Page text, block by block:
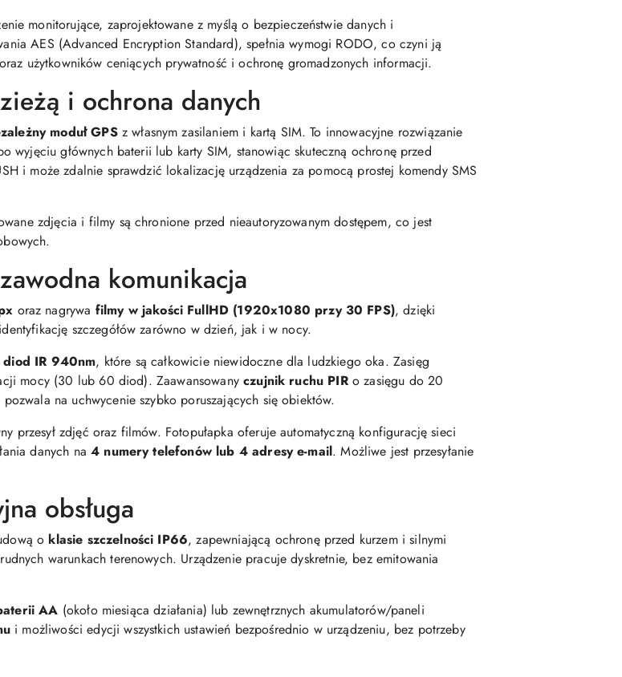
monitorujące, zaprojektowane z myślą o bezpieczeństwie danych i
AES (Advanced Encryption Standard), spełnia wymogi RODO, co czyni ją
użytkowników ceniących prywatność i ochronę gromadzonych informacji.
i ochrona danych
moduł GPSz własnym zasilaniem i kartą SIM. To innowacyjne rozwiązanie
wyjęciu głównych baterii lub karty SIM, stanowiąc skuteczną ochronę przed
i może zdalnie sprawdzić lokalizację urządzenia za pomocą prostej komendy SMS
zdjęcia i filmy są chronione przed nieautoryzowanym dostępem, co jest
komunikacja
oraz nagrywa filmy w jakości FullHD (1920x1080 przy 30 FPS), dzięki
szczegółów zarówno w dzień, jak i w nocy.
IR 940nm, które są całkowicie niewidoczne dla ludzkiego oka. Zasięg
mocy (30 lub 60 diod). Zaawansowanyczujnik ruchu PIRo zasięgu do 20
na uchwycenie szybko poruszających się obiektów.
przesył zdjęć oraz filmów. Fotopułapka oferuje automatyczną konfigurację sieci
danych na4 numery telefonów lub 4 adresy e-mail. Możliwe jest przesyłanie
obsługa
o klasie szczelności IP66, zapewniającą ochronę przed kurzem i silnymi
warunkach terenowych. Urządzenie pracuje dyskretnie, bez emitowania
AA (około miesiąca działania) lub zewnętrznych akumulatorów/paneli
i możliwości edycji wszystkich ustawień bezpośrednio w urządzeniu, bez potrzeby